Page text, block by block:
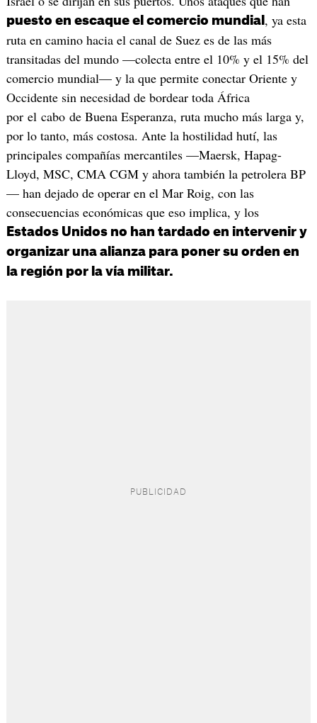
puesto en escaque el comercio mundial , ya esta
ruta en camino hacia el canal de Suez es de las más
transitadas del mundo —colecta entre el 10% y el 15% del
comercio mundial— y la que permite conectar Oriente y
Occidente sin necesidad de bordear toda África
por el cabo de Buena Esperanza, ruta mucho más larga y,
por lo tanto, más costosa. Ante la hostilidad hutí, las
principales compañías mercantiles —Maersk, Hapag-
Lloyd, MSC, CMA CGM y ahora también la petrolera BP
— han dejado de operar en el Mar Roig, con las
consecuencias económicas que eso implica, y los
Estados Unidos no han tardado en intervenir y
organizar una alianza para poner su orden en
la región por la vía militar.